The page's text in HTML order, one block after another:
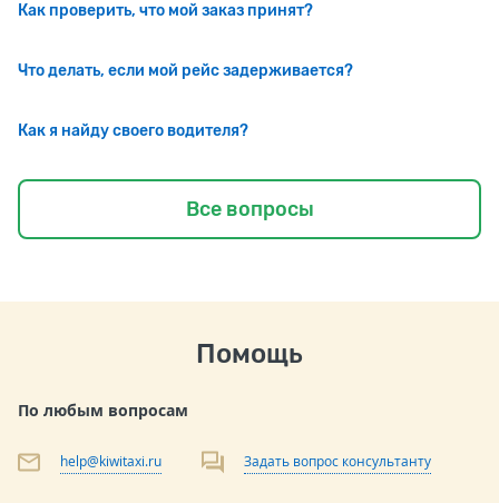
Как проверить, что мой заказ принят?
Что делать, если мой рейс задерживается?
Как я найду своего водителя?
Все вопросы
Помощь
По любым вопросам
help@kiwitaxi.ru Задать вопрос консультанту